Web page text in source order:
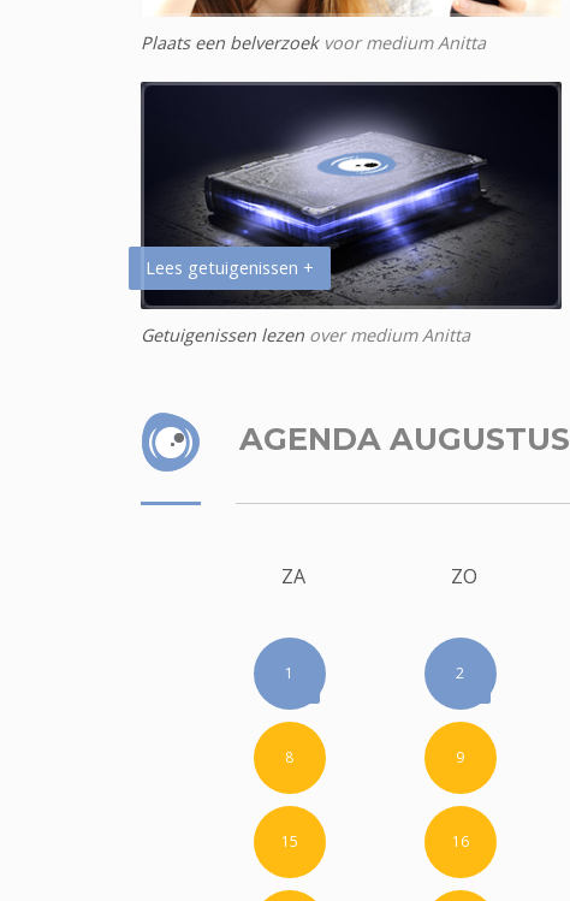
Plaats een belverzoekvoor medium Anitta
Lees getuigenissen +
Getuigenissen lezen over medium Anitta
AGENDA AUGUSTUS
ZA ZO
1 2
8 9
15 16